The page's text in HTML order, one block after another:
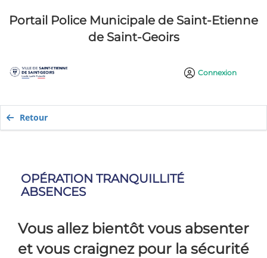
Portail Police Municipale de Saint-Etienne
de Saint-Geoirs
Connexion
Retour
OPÉRATION TRANQUILLITÉ
ABSENCES
Vous allez bientôt vous absenter
et vous craignez pour la sécurité